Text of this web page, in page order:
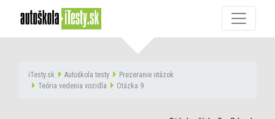
iTesty.sk Autoškola testy
Prezeranie otázok
Teória vedenia vozidla
Otázka 9